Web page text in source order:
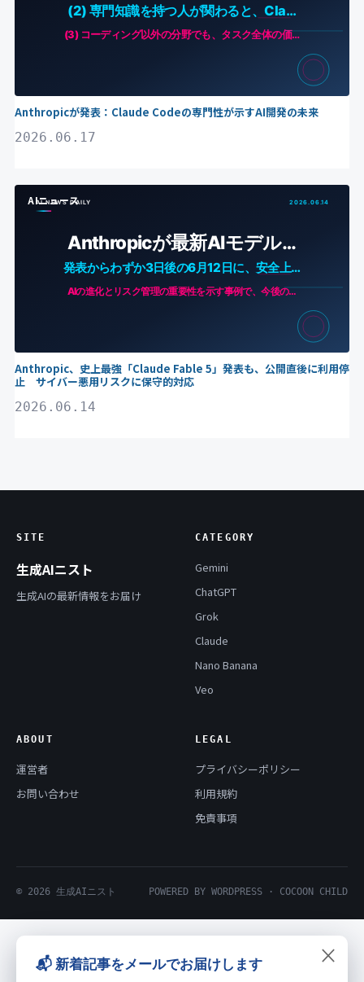
Anthropicが発表：Claude Codeの専門性が示すAI開発の未来
2026.06.17
AIニュース
Anthropic、史上最強「Claude Fable 5」発表も、公開直後に利用停
止 サイバー悪用リスクに保守的対応
2026.06.14
SITE
生成AIニスト
生成AIの最新情報をお届け
CATEGORY
Gemini
ChatGPT
Grok
Claude
Nano Banana
Veo
ABOUT
運営者
お問い合わせ
LEGAL
プライバシーポリシー
利用規約
免責事項
© 2026 生成AIニスト POWERED BY WORDPRESS · COCOON CHILD
×
📬 新着記事をメールでお届けします